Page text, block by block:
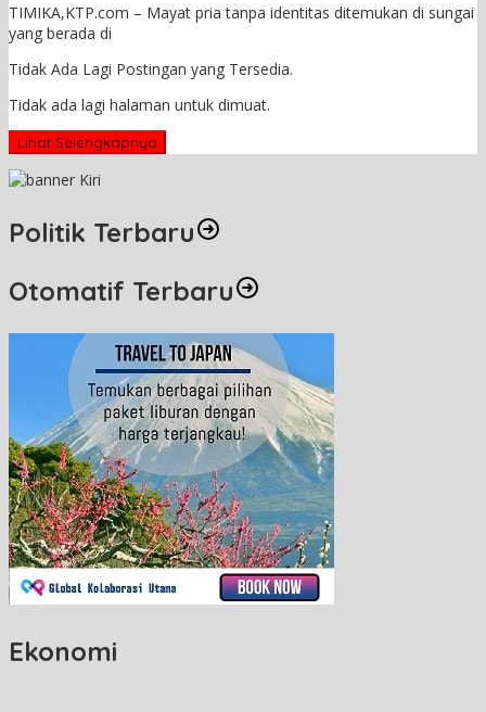
TIMIKA,KTP.com – Mayat pria tanpa identitas ditemukan di sungai
yang berada di
Tidak Ada Lagi Postingan yang Tersedia.
Tidak ada lagi halaman untuk dimuat.
Lihat Selengkapnya
Politik Terbaru
Otomatif Terbaru
Ekonomi